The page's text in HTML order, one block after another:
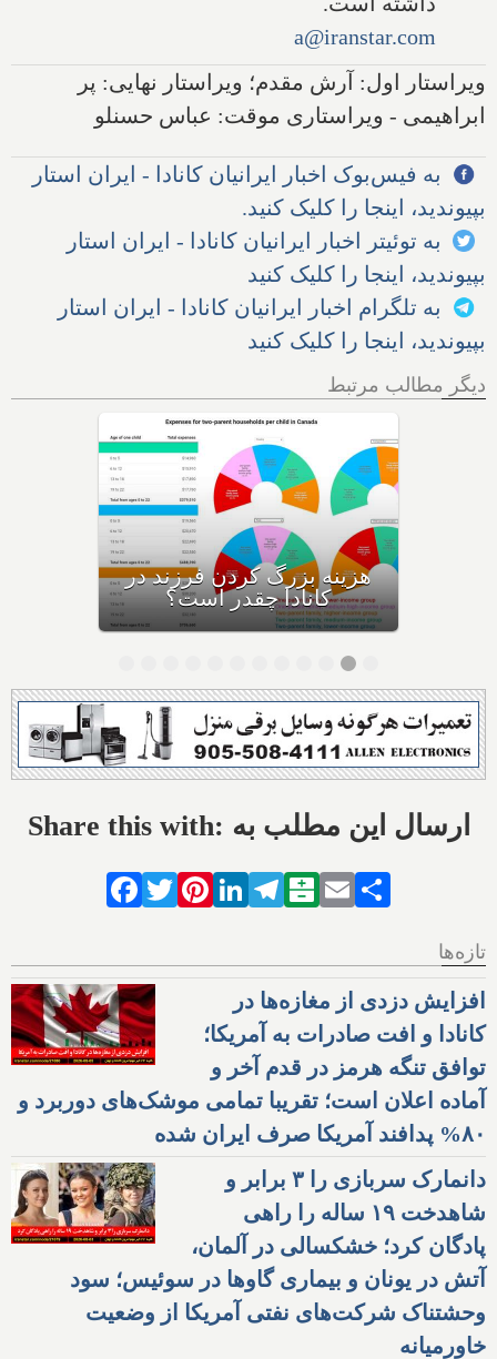
a@iranstar.com
ویراستار اول: آرش مقدم؛ ویراستار نهایی: پر
ابراهیمی - ویراستاری موقت: عباس حسنلو
به فیس‌بوک اخبار ایرانیان کانادا - ایران استار
بپیوندید، اینجا را کلیک کنید.
به توئیتر اخبار ایرانیان کانادا - ایران استار
بپیوندید، اینجا را کلیک کنید
به تلگرام اخبار ایرانیان کانادا - ایران استار
بپیوندید، اینجا را کلیک کنید
دیگر مطالب مرتبط
پارتی دانشجویی در شهر
همیلتون کانادا تا اول اکتبر
ممنوع شد؛ پلیس: قانون را در
همه روزهای سال اجرا می‌کنیم
Share this with: ارسال این مطلب به
Facebook
TwitterPinterestLinkedIn
Telegram
Balatarin
Email
تازه‌ها
افزایش دزدی از مغازه‌ها در
کانادا و افت صادرات به آمریکا؛
توافق تنگه هرمز در قدم آخر و
آماده اعلان است؛ تقریبا تمامی موشک‌های دوربرد و
۸۰% پدافند آمریکا صرف ایران شده
دانمارک سربازی را ۳ برابر و
شاهدخت ۱۹ ساله را راهی
پادگان کرد؛ خشکسالی در آلمان،
آتش در یونان و بیماری گاوها در سوئیس؛ سود
وحشتناک شرکت‌های نفتی آمریکا از وضعیت
خاورمیانه